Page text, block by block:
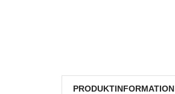
PRODUKTINFORMATION